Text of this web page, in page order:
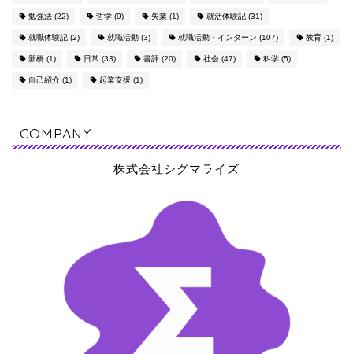
勉強法 (22) 哲学 (9) 失業 (1) 就活体験記 (31)
就職体験記 (2) 就職活動 (3) 就職活動・インターン (107) 教育 (1)
新橋 (1) 日常 (33) 書評 (20) 社会 (47) 科学 (5)
自己紹介 (1) 起業支援 (1)
COMPANY
株式会社シグマライズ